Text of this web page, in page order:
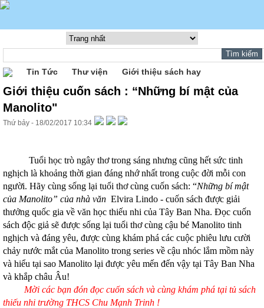
Tin Tức Thư viện Giới thiệu sách hay
Giới thiệu cuốn sách : “Những bí mật của
Manolito"
Thứ bảy - 18/02/2017 10:34
Tuổi học trò ngây thơ trong sáng nhưng cũng hết sức tinh
nghịch là khoảng thời gian đáng nhớ nhất trong cuộc đời mỗi con
người. Hãy cùng sống lại tuổi thơ cùng cuốn sách: “Những bí mật
của Manolito” của nhà văn Elvira Lindo - cuốn sách được giải
thưởng quốc gia về văn học thiếu nhi của Tây Ban Nha. Đọc cuốn
sách độc giả sẽ được sống lại tuổi thơ cùng cậu bé Manolito tinh
nghịch và đáng yêu, được cùng khám phá các cuộc phiêu lưu cười
chảy nước mắt của Manolito trong series về cậu nhóc lắm mồm này
và hiểu tại sao Manolito lại được yêu mến đến vậy tại Tây Ban Nha
và khắp châu Âu!
Mời các bạn đón đọc cuốn sách và cùng khám phá tại tủ sách
thiếu nhi trường THCS Chu Mạnh Trinh !